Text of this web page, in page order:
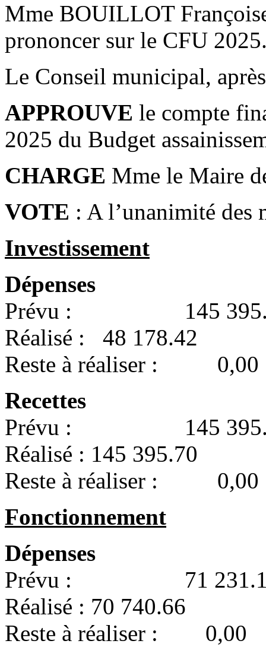
Mme BOUILLOT
prononcer sur le CFU
Le Conseil municipal,
APPROUVE le compte
2025 du Budget
CHARGE Mme le Maire
VOTE : A l’unanimité des
Investissement
Dépenses
Prévu : 145
Réalisé : 48 178.42
Reste à réaliser : 0,00
Recettes
Prévu : 145
Réalisé : 145 395.70
Reste à réaliser : 0,00
Fonctionnement
Dépenses
Prévu : 71
Réalisé : 70 740.66
Reste à réaliser : 0,00